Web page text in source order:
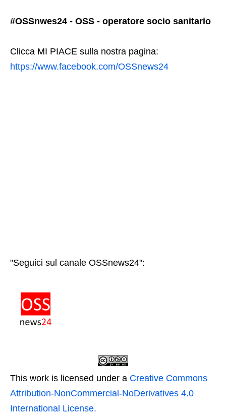
#OSSnwes24 - OSS - operatore socio sanitario
Clicca MI PIACE sulla nostra pagina:
https://www.facebook.com/OSSnews24
"Seguici sul canale OSSnews24":
This work is licensed under a Creative Commons
Attribution-NonCommercial-NoDerivatives 4.0
International License.